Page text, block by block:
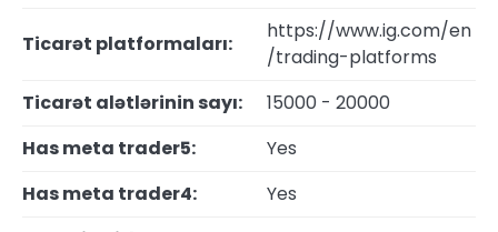
Ticarət platformaları:
https://www.ig.com/en
/trading-platforms
Ticarət alətlərinin sayı:
15000 - 20000
Has meta trader5:
Yes
Has meta trader4:
Yes